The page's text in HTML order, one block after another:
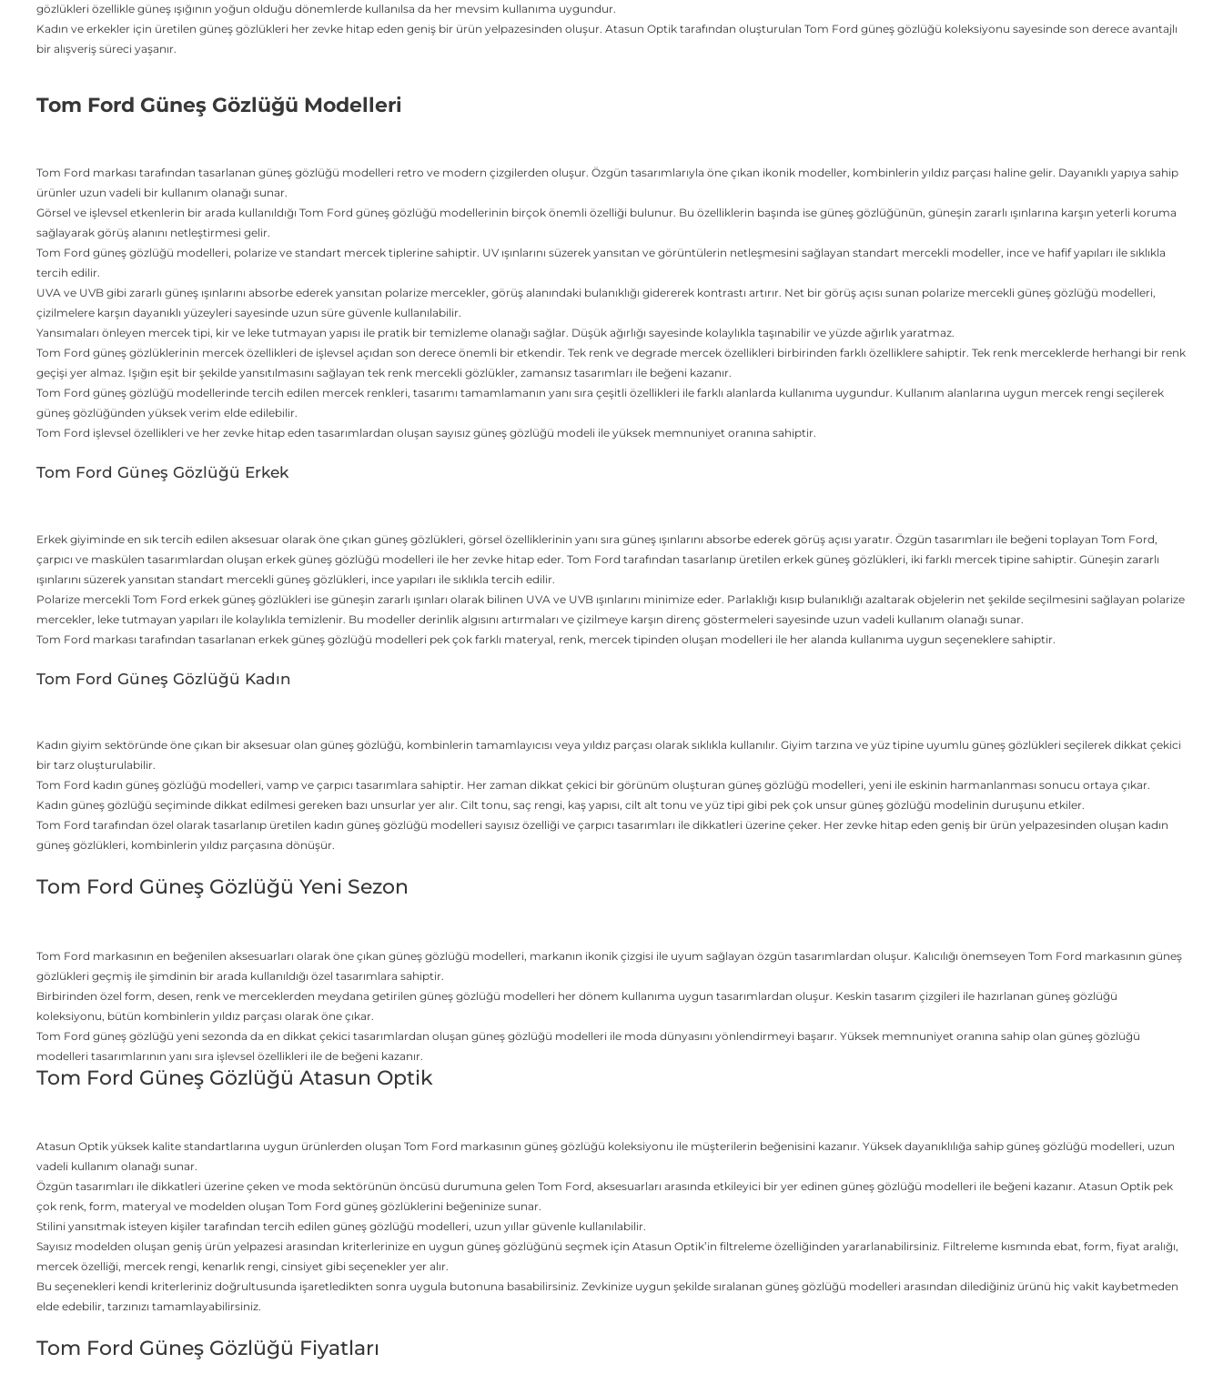
gözlükleri özellikle güneş ışığının yoğun olduğu dönemlerde kullanılsa da her mevsim kullanıma uygundur.
Kadın ve erkekler için üretilen güneş gözlükleri her zevke hitap eden geniş bir ürün yelpazesinden oluşur. Atasun Optik tarafından oluşturulan Tom Ford güneş gözlüğü koleksiyonu sayesinde son derece avantajlı
bir alışveriş süreci yaşanır.
Tom Ford Güneş Gözlüğü Modelleri
Tom Ford markası tarafından tasarlanan güneş gözlüğü modelleri retro ve modern çizgilerden oluşur. Özgün tasarımlarıyla öne çıkan ikonik modeller, kombinlerin yıldız parçası haline gelir. Dayanıklı yapıya sahip
ürünler uzun vadeli bir kullanım olanağı sunar.
Görsel ve işlevsel etkenlerin bir arada kullanıldığı Tom Ford güneş gözlüğü modellerinin birçok önemli özelliği bulunur. Bu özelliklerin başında ise güneş gözlüğünün, güneşin zararlı ışınlarına karşın yeterli koruma
sağlayarak görüş alanını netleştirmesi gelir.
Tom Ford güneş gözlüğü modelleri, polarize ve standart mercek tiplerine sahiptir. UV ışınlarını süzerek yansıtan ve görüntülerin netleşmesini sağlayan standart mercekli modeller, ince ve hafif yapıları ile sıklıkla
tercih edilir.
UVA ve UVB gibi zararlı güneş ışınlarını absorbe ederek yansıtan polarize mercekler, görüş alanındaki bulanıklığı gidererek kontrastı artırır. Net bir görüş açısı sunan polarize mercekli güneş gözlüğü modelleri,
çizilmelere karşın dayanıklı yüzeyleri sayesinde uzun süre güvenle kullanılabilir.
Yansımaları önleyen mercek tipi, kir ve leke tutmayan yapısı ile pratik bir temizleme olanağı sağlar. Düşük ağırlığı sayesinde kolaylıkla taşınabilir ve yüzde ağırlık yaratmaz.
Tom Ford güneş gözlüklerinin mercek özellikleri de işlevsel açıdan son derece önemli bir etkendir. Tek renk ve degrade mercek özellikleri birbirinden farklı özelliklere sahiptir. Tek renk merceklerde herhangi bir renk
geçişi yer almaz. Işığın eşit bir şekilde yansıtılmasını sağlayan tek renk mercekli gözlükler, zamansız tasarımları ile beğeni kazanır.
Tom Ford güneş gözlüğü modellerinde tercih edilen mercek renkleri, tasarımı tamamlamanın yanı sıra çeşitli özellikleri ile farklı alanlarda kullanıma uygundur. Kullanım alanlarına uygun mercek rengi seçilerek
güneş gözlüğünden yüksek verim elde edilebilir.
Tom Ford işlevsel özellikleri ve her zevke hitap eden tasarımlardan oluşan sayısız güneş gözlüğü modeli ile yüksek memnuniyet oranına sahiptir.
Tom Ford Güneş Gözlüğü Erkek
Erkek giyiminde en sık tercih edilen aksesuar olarak öne çıkan güneş gözlükleri, görsel özelliklerinin yanı sıra güneş ışınlarını absorbe ederek görüş açısı yaratır. Özgün tasarımları ile beğeni toplayan Tom Ford,
çarpıcı ve maskülen tasarımlardan oluşan erkek güneş gözlüğü modelleri ile her zevke hitap eder. Tom Ford tarafından tasarlanıp üretilen erkek güneş gözlükleri, iki farklı mercek tipine sahiptir. Güneşin zararlı
ışınlarını süzerek yansıtan standart mercekli güneş gözlükleri, ince yapıları ile sıklıkla tercih edilir.
Polarize mercekli Tom Ford erkek güneş gözlükleri ise güneşin zararlı ışınları olarak bilinen UVA ve UVB ışınlarını minimize eder. Parlaklığı kısıp bulanıklığı azaltarak objelerin net şekilde seçilmesini sağlayan polarize
mercekler, leke tutmayan yapıları ile kolaylıkla temizlenir. Bu modeller derinlik algısını artırmaları ve çizilmeye karşın direnç göstermeleri sayesinde uzun vadeli kullanım olanağı sunar.
Tom Ford markası tarafından tasarlanan erkek güneş gözlüğü modelleri pek çok farklı materyal, renk, mercek tipinden oluşan modelleri ile her alanda kullanıma uygun seçeneklere sahiptir.
Tom Ford Güneş Gözlüğü Kadın
Kadın giyim sektöründe öne çıkan bir aksesuar olan güneş gözlüğü, kombinlerin tamamlayıcısı veya yıldız parçası olarak sıklıkla kullanılır. Giyim tarzına ve yüz tipine uyumlu güneş gözlükleri seçilerek dikkat çekici
bir tarz oluşturulabilir.
Tom Ford kadın güneş gözlüğü modelleri, vamp ve çarpıcı tasarımlara sahiptir. Her zaman dikkat çekici bir görünüm oluşturan güneş gözlüğü modelleri, yeni ile eskinin harmanlanması sonucu ortaya çıkar.
Kadın güneş gözlüğü seçiminde dikkat edilmesi gereken bazı unsurlar yer alır. Cilt tonu, saç rengi, kaş yapısı, cilt alt tonu ve yüz tipi gibi pek çok unsur güneş gözlüğü modelinin duruşunu etkiler.
Tom Ford tarafından özel olarak tasarlanıp üretilen kadın güneş gözlüğü modelleri sayısız özelliği ve çarpıcı tasarımları ile dikkatleri üzerine çeker. Her zevke hitap eden geniş bir ürün yelpazesinden oluşan kadın
güneş gözlükleri, kombinlerin yıldız parçasına dönüşür.
Tom Ford Güneş Gözlüğü Yeni Sezon
Tom Ford markasının en beğenilen aksesuarları olarak öne çıkan güneş gözlüğü modelleri, markanın ikonik çizgisi ile uyum sağlayan özgün tasarımlardan oluşur. Kalıcılığı önemseyen Tom Ford markasının güneş
gözlükleri geçmiş ile şimdinin bir arada kullanıldığı özel tasarımlara sahiptir.
Birbirinden özel form, desen, renk ve merceklerden meydana getirilen güneş gözlüğü modelleri her dönem kullanıma uygun tasarımlardan oluşur. Keskin tasarım çizgileri ile hazırlanan güneş gözlüğü
koleksiyonu, bütün kombinlerin yıldız parçası olarak öne çıkar.
Tom Ford güneş gözlüğü yeni sezonda da en dikkat çekici tasarımlardan oluşan güneş gözlüğü modelleri ile moda dünyasını yönlendirmeyi başarır. Yüksek memnuniyet oranına sahip olan güneş gözlüğü
modelleri tasarımlarının yanı sıra işlevsel özellikleri ile de beğeni kazanır.
Tom Ford Güneş Gözlüğü Atasun Optik
Atasun Optik yüksek kalite standartlarına uygun ürünlerden oluşan Tom Ford markasının güneş gözlüğü koleksiyonu ile müşterilerin beğenisini kazanır. Yüksek dayanıklılığa sahip güneş gözlüğü modelleri, uzun
vadeli kullanım olanağı sunar.
Özgün tasarımları ile dikkatleri üzerine çeken ve moda sektörünün öncüsü durumuna gelen Tom Ford, aksesuarları arasında etkileyici bir yer edinen güneş gözlüğü modelleri ile beğeni kazanır. Atasun Optik pek
çok renk, form, materyal ve modelden oluşan Tom Ford güneş gözlüklerini beğeninize sunar.
Stilini yansıtmak isteyen kişiler tarafından tercih edilen güneş gözlüğü modelleri, uzun yıllar güvenle kullanılabilir.
Sayısız modelden oluşan geniş ürün yelpazesi arasından kriterlerinize en uygun güneş gözlüğünü seçmek için Atasun Optik’in filtreleme özelliğinden yararlanabilirsiniz. Filtreleme kısmında ebat, form, fiyat aralığı,
mercek özelliği, mercek rengi, kenarlık rengi, cinsiyet gibi seçenekler yer alır.
Bu seçenekleri kendi kriterleriniz doğrultusunda işaretledikten sonra uygula butonuna basabilirsiniz. Zevkinize uygun şekilde sıralanan güneş gözlüğü modelleri arasından dilediğiniz ürünü hiç vakit kaybetmeden
elde edebilir, tarzınızı tamamlayabilirsiniz.
Tom Ford Güneş Gözlüğü Fiyatları